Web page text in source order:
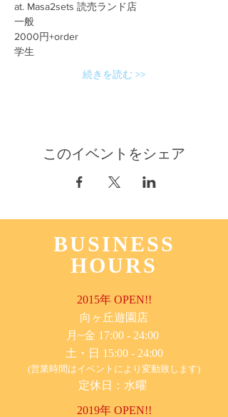
at. Masa2sets 読売ランド店
一般
2000円+order
学生
続きを読む >>
このイベントをシェア
BUSINESS
HOURS
2015年 OPEN!!
​向ヶ丘遊園店
月~金 17:00 - 24:00
土・日 15:00 - 24:00
(営業時間はイベントにより変動致します)
定休日：水曜
2019年 OPEN!!